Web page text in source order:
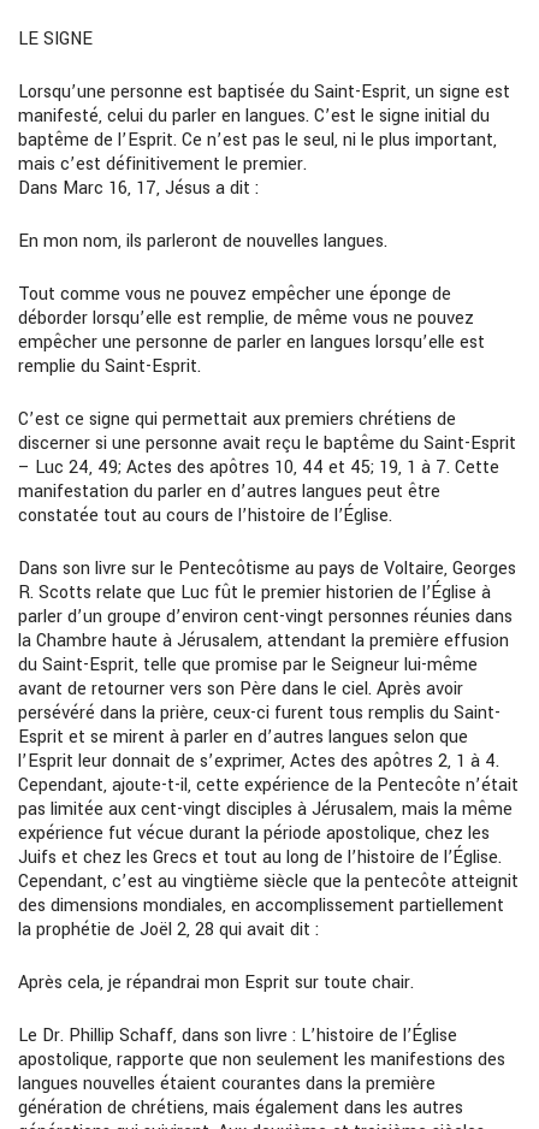
LE SIGNE
Lorsqu’une personne est baptisée du Saint-Esprit, un signe est
manifesté, celui du parler en langues. C’est le signe initial du
baptême de l’Esprit. Ce n’est pas le seul, ni le plus important,
mais c’est définitivement le premier.
Dans Marc 16, 17, Jésus a dit :
En mon nom, ils parleront de nouvelles langues.
Tout comme vous ne pouvez empêcher une éponge de
déborder lorsqu’elle est remplie, de même vous ne pouvez
empêcher une personne de parler en langues lorsqu’elle est
remplie du Saint-Esprit.
C’est ce signe qui permettait aux premiers chrétiens de
discerner si une personne avait reçu le baptême du Saint-Esprit
– Luc 24, 49; Actes des apôtres 10, 44 et 45; 19, 1 à 7. Cette
manifestation du parler en d’autres langues peut être
constatée tout au cours de l’histoire de l’Église.
Dans son livre sur le Pentecôtisme au pays de Voltaire, Georges
R. Scotts relate que Luc fût le premier historien de l’Église à
parler d’un groupe d’environ cent-vingt personnes réunies dans
la Chambre haute à Jérusalem, attendant la première effusion
du Saint-Esprit, telle que promise par le Seigneur lui-même
avant de retourner vers son Père dans le ciel. Après avoir
persévéré dans la prière, ceux-ci furent tous remplis du Saint-
Esprit et se mirent à parler en d’autres langues selon que
l’Esprit leur donnait de s’exprimer, Actes des apôtres 2, 1 à 4.
Cependant, ajoute-t-il, cette expérience de la Pentecôte n’était
pas limitée aux cent-vingt disciples à Jérusalem, mais la même
expérience fut vécue durant la période apostolique, chez les
Juifs et chez les Grecs et tout au long de l’histoire de l’Église.
Cependant, c’est au vingtième siècle que la pentecôte atteignit
des dimensions mondiales, en accomplissement partiellement
la prophétie de Joël 2, 28 qui avait dit :
Après cela, je répandrai mon Esprit sur toute chair.
Le Dr. Phillip Schaff, dans son livre : L’histoire de l’Église
apostolique, rapporte que non seulement les manifestions des
langues nouvelles étaient courantes dans la première
génération de chrétiens, mais également dans les autres